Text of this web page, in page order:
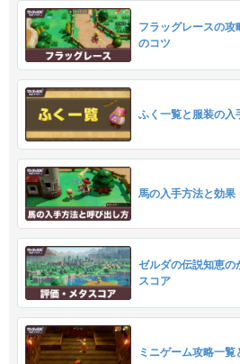
フラッグレースの
のコツ
ふく一覧と服装の入
馬の入手方法と効果
ゼルダの伝説知恵の
スコア
ミニゲーム攻略一覧